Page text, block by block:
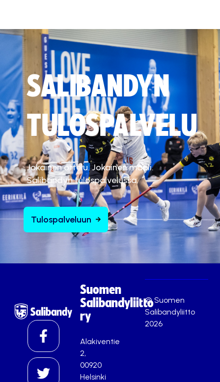
SALIBANDYN
TULOSPALVELU
Jokainen ottelu. Jokainen maali.
Salibandyn tulospalvelussa.
Tulospalveluun
Suomen
Salibandyliitto
ry
Alakiventie
2,
00920
Helsinki
© Suomen
Salibandyliitto
2026